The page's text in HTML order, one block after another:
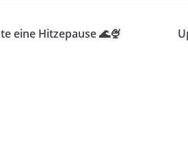
eine Hitzepause 🌊🍨